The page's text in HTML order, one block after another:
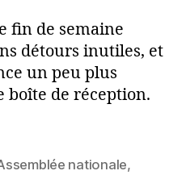
fin de semaine
détours inutiles, et
un peu plus
boîte de réception.
nationale,